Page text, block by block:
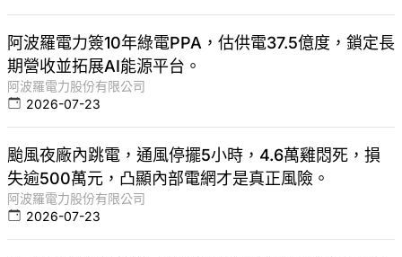
阿波羅電力簽10年綠電PPA，估供電37.5億度，鎖定長
期營收並拓展AI能源平台。
阿波羅電力股份有限公司
2026-07-23
颱風夜廠內跳電，通風停擺5小時，4.6萬雞悶死，損
失逾500萬元，凸顯內部電網才是真正風險。
阿波羅電力股份有限公司
2026-07-23